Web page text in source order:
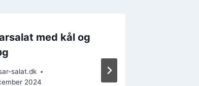
med kål og
salat.dk
2024